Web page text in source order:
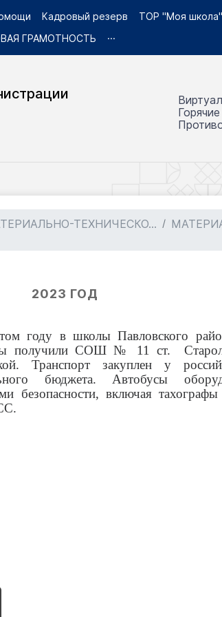
Кадровый резерв ТОР "Моя школа"
ГРАМОТНОСТЬ ···
ТЕХНИЧЕСКО...
2023 ГОД
году в школы Павловского
получили СОШ № 11 ст.
Транспорт закуплен у
бюджета. Автобусы
безопасности, включая